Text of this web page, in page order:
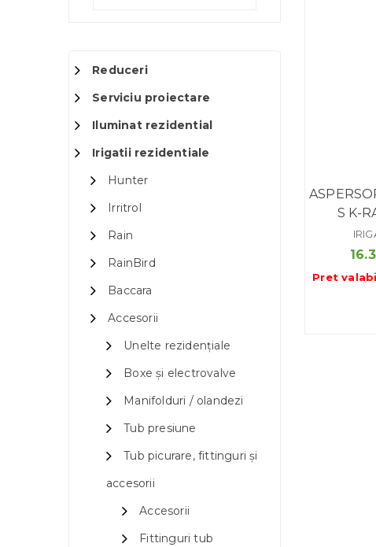
Reduceri
Serviciu proiectare
Iluminat rezidential
Irigatii rezidentiale
Hunter
Irritrol
Rain
RainBird
Baccara
Accesorii
Unelte rezidențiale
Boxe și electrovalve
Manifolduri / olandezi
Tub presiune
Tub picurare, fittinguri și
accesorii
Accesorii
Fittinguri tub
S K-
Pret